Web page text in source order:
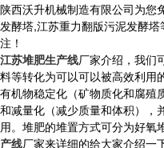
陕西沃升机械制造有限公司为您
发酵塔,江苏重力翻版污泥发酵
注！
江苏堆肥生产线厂家介绍，我们
料等转化为可以可以被高效利用
有机物稳定化（矿物质化和腐殖
和减量化（减少质量和体积），
用。堆肥的堆置方式可分为好氧
产线厂家来详细的给大家介绍一